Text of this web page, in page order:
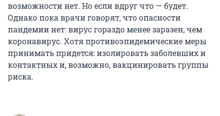
возможности нет. Но если вдруг что — будет.
Однако пока врачи говорят, что опасности
пандемии нет: вирус гораздо менее заразен, чем
коронавирус. Хотя противоэпидемические меры
принимать придется: изолировать заболевших и
контактных и, возможно, вакцинировать группы
риска.